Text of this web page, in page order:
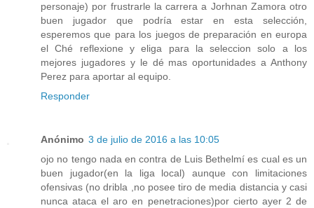
personaje) por frustrarle la carrera a Jorhnan Zamora otro
buen jugador que podría estar en esta selección,
esperemos que para los juegos de preparación en europa
el Ché reflexione y eliga para la seleccion solo a los
mejores jugadores y le dé mas oportunidades a Anthony
Perez para aportar al equipo.
Responder
Anónimo 3 de julio de 2016 a las 10:05
ojo no tengo nada en contra de Luis Bethelmí es cual es un
buen jugador(en la liga local) aunque con limitaciones
ofensivas (no dribla ,no posee tiro de media distancia y casi
nunca ataca el aro en penetraciones)por cierto ayer 2 de